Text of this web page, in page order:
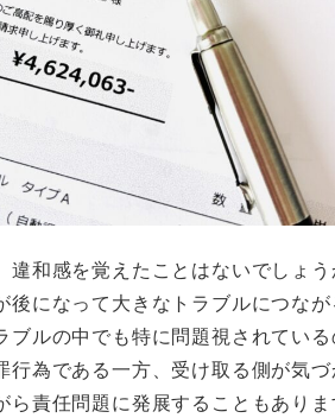
違和感を覚えたことはないでしょ
になって大きなトラブルにつなが
ブルの中でも特に問題視されてい
為である一方、受け取る側が気づ
責任問題に発展することもありま